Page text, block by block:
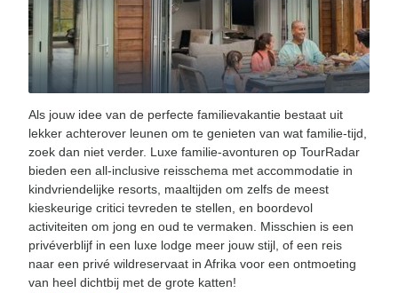
Als jouw idee van de perfecte familievakantie bestaat uit
lekker achterover leunen om te genieten van wat familie-tijd,
zoek dan niet verder. Luxe familie-avonturen op TourRadar
bieden een all-inclusive reisschema met accommodatie in
kindvriendelijke resorts, maaltijden om zelfs de meest
kieskeurige critici tevreden te stellen, en boordevol
activiteiten om jong en oud te vermaken. Misschien is een
privéverblijf in een luxe lodge meer jouw stijl, of een reis
naar een privé wildreservaat in Afrika voor een ontmoeting
van heel dichtbij met de grote katten!